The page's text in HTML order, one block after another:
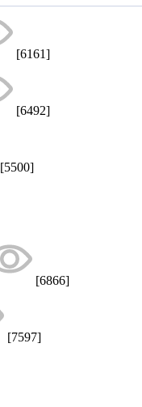
[6161]
[6492]
[5500]
[6866]
[7597]